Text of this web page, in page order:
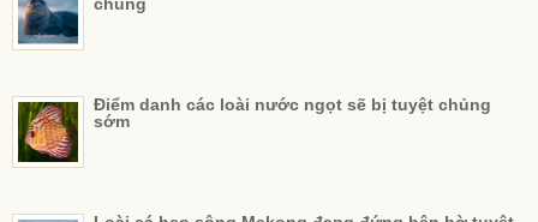
Điểm danh các loài nước ngọt sẽ bị tuyệt chủng
sớm